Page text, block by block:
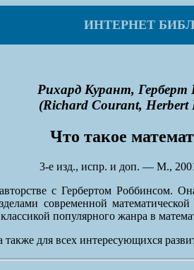
ИНТЕРНЕТ
Рихард Курант, Герберт
(Richard Courant, Herbert
Что такое
3-e изд., испр. и доп. — М.,
с Гербертом Роббинсом.
современной
популярного жанра в
для всех интересующихся